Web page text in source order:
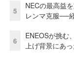
5
NECの最高益
レンマ克服──
6
ENEOSが挑む
上げ背景にあ